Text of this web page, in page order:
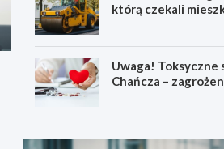
którą czekali
Uwaga! Toksyczne
Chańcza –